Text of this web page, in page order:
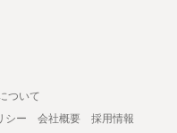
ついて
シー 会社概要
採用情報